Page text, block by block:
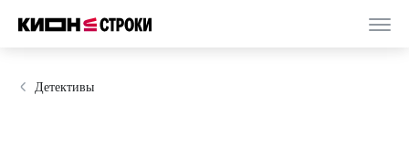
Детективы